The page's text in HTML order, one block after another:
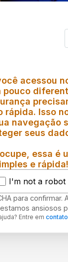
acessou
pouco
rápida. Isso
navegação
seus
essa é
e rápida!
I'm not a robot
para confirmar.
ansiosos
Entre em